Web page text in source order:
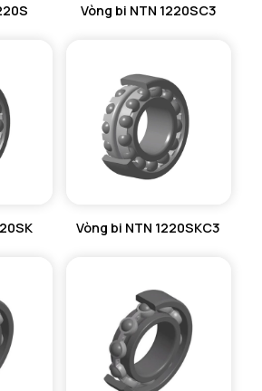
Vòng bi NTN 1220SC3
Vòng bi NTN 1220SKC3